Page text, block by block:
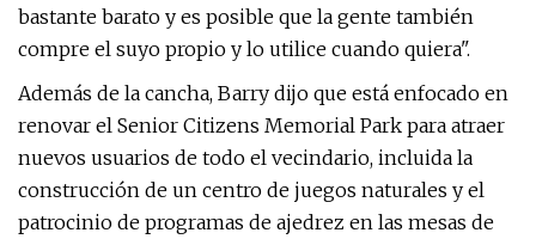
bastante barato y es posible que la gente también
compre el suyo propio y lo utilice cuando quiera".
Además de la cancha, Barry dijo que está enfocado en
renovar el Senior Citizens Memorial Park para atraer
nuevos usuarios de todo el vecindario, incluida la
construcción de un centro de juegos naturales y el
patrocinio de programas de ajedrez en las mesas de